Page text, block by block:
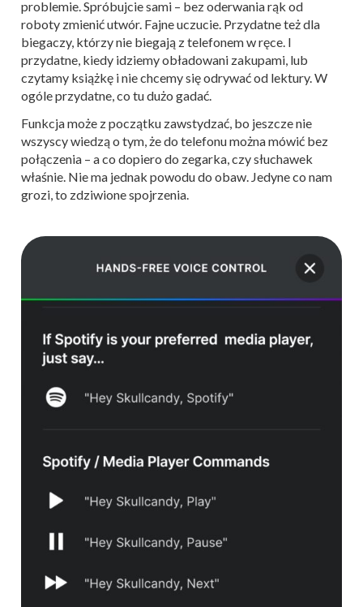
problemie. Spróbujcie sami – bez oderwania rąk od
roboty zmienić utwór. Fajne uczucie. Przydatne też dla
biegaczy, którzy nie biegają z telefonem w ręce. I
przydatne, kiedy idziemy obładowani zakupami, lub
czytamy książkę i nie chcemy się odrywać od lektury. W
ogóle przydatne, co tu dużo gadać.
Funkcja może z początku zawstydzać, bo jeszcze nie
wszyscy wiedzą o tym, że do telefonu można mówić bez
połączenia – a co dopiero do zegarka, czy słuchawek
właśnie. Nie ma jednak powodu do obaw. Jedyne co nam
grozi, to zdziwione spojrzenia.